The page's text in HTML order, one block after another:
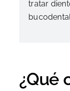
tratar
¿Qué